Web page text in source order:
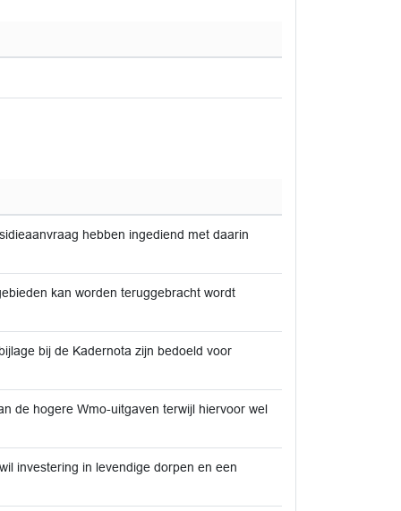
hebben ingediend met daarin
kan worden teruggebracht wordt
bij de Kadernota zijn bedoeld voor
de hogere Wmo-uitgaven terwijl hiervoor wel
investering in levendige dorpen en een